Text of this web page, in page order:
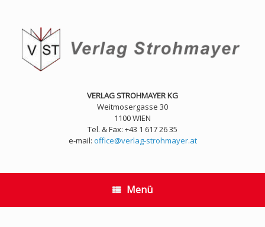
springen
VERLAG STROHMAYER KG
Weitmosergasse 30
1100 WIEN
Tel. & Fax: +43 1 617 26 35
e-mail: office@verlag-strohmayer.at
Menü